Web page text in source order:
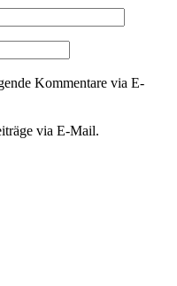
Kommentare via E-
via E-Mail.